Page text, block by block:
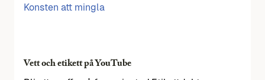
Konsten att mingla
Vett och etikett på YouTube